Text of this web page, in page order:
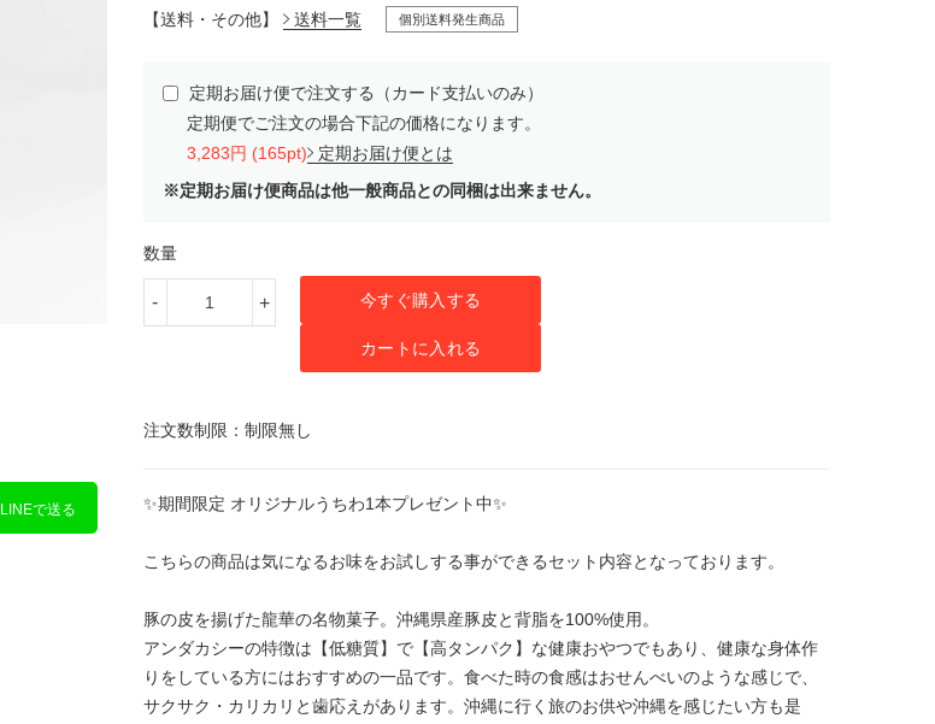
LINEで送る
【送料・その他】 送料一覧 個別送料発生商品
定期お届け便で注文する（カード支払いのみ）
定期便でご注文の場合下記の価格になります。
3,283円 (165pt)
定期お届け便とは
※定期お届け便商品は他一般商品との同梱は出来ません。
数量
- + 今すぐ購入する
カートに入れる
注文数制限：制限無し
✨期間限定 オリジナルうちわ1本プレゼント中✨
こちらの商品は気になるお味をお試しする事ができるセット内容となっております。
豚の皮を揚げた龍華の名物菓子。沖縄県産豚皮と背脂を100%使用。
アンダカシーの特徴は【低糖質】で【高タンパク】な健康おやつでもあり、健康な身体作
りをしている方にはおすすめの一品です。食べた時の食感はおせんべいのような感じで、
サクサク・カリカリと歯応えがあります。沖縄に行く旅のお供や沖縄を感じたい方も是